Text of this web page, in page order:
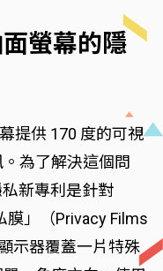
螢幕的隱
提供 170 度的可視
為了解決這個問
新專利是針對
膜」（Privacy Films
示器覆蓋一片特殊